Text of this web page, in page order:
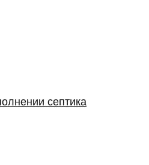
септика